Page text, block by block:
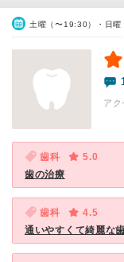
土曜（〜19:30）・日曜
ア
歯科
5.0
歯の治療
歯科
4.5
通いやすくて綺麗な